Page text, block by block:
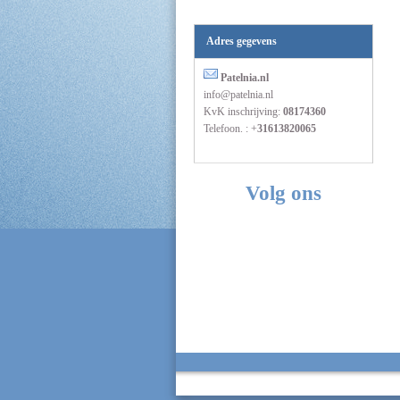
Adres gegevens
Patelnia.nl
info@patelnia.nl
KvK inschrijving: 08174360
Telefoon. : +31613820065
Volg ons